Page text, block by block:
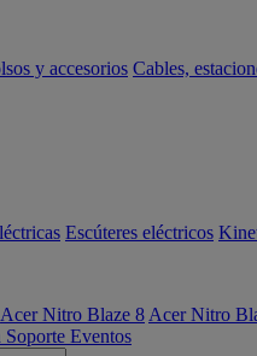
y accesorios Cables,
Escúteres eléctricos
Acer Nitro Blaze 8 Acer Nitro
Soporte Eventos